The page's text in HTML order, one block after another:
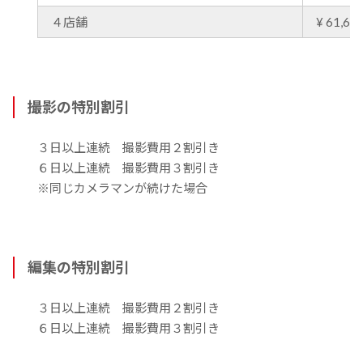
４店舗 ¥
撮影の特別割引
３日以上連続 撮影費用２割引き
６日以上連続 撮影費用３割引き
※同じカメラマンが続けた場合
編集の特別割引
３日以上連続 撮影費用２割引き
６日以上連続 撮影費用３割引き